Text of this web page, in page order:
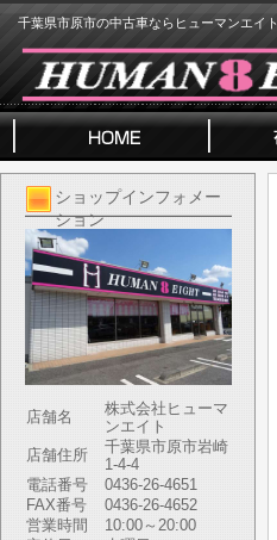
千葉県市原市の中古車ならヒューマンエイト
ショップインフォメー
ション
店舗名
株式会社ヒューマ
ンエイト
店舗住所
千葉県市原市岩崎
1-4-4
電話番号
0436-26-4651
FAX番号
0436-26-4652
営業時間
10:00～20:00